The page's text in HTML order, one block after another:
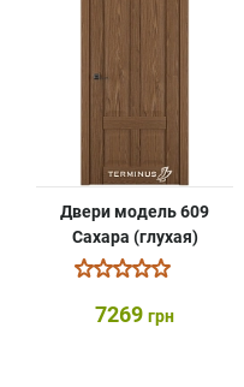
Двери модель 609
Сахара (глухая)
7269 грн